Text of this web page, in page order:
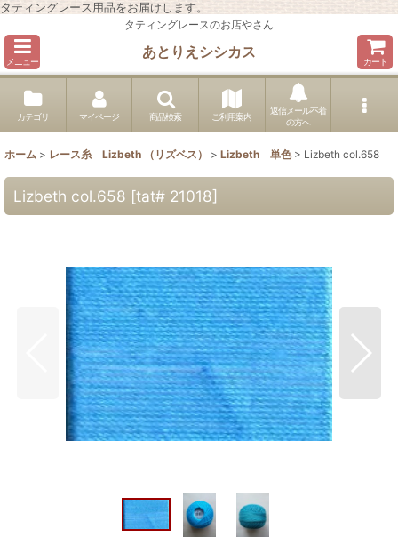
タティングレース用品をお届けします。
タティングレースのお店やさん
メニュー
あとりえシシカス
カート
カテゴリ マイページ 商品検索 ご利用案内
返信メール不着
の方へ
ホーム > レース糸 Lizbeth （リズベス） > Lizbeth 単色 > Lizbeth col.658
Lizbeth col.658 [tat# 21018]